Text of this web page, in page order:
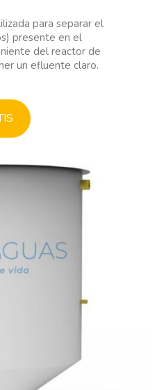
para separar el
presente en el
del reactor de
un efluente claro.